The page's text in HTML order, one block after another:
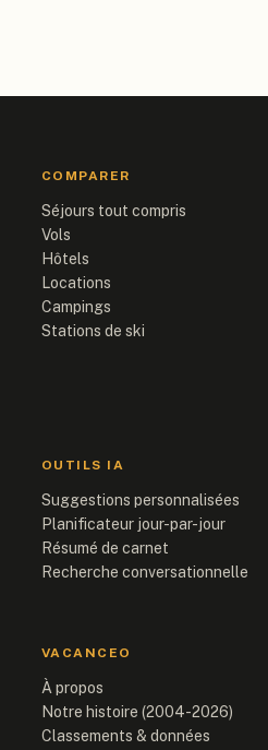
COMPARER
Séjours tout compris
Vols
Hôtels
Locations
Campings
Stations de ski
OUTILS IA
Suggestions personnalisées
Planificateur jour-par-jour
Résumé de carnet
Recherche conversationnelle
VACANCEO
À propos
Notre histoire (2004-2026)
Classements & données